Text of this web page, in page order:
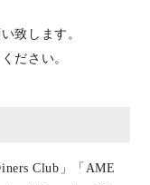
致します。
ださい。
Club」「AME